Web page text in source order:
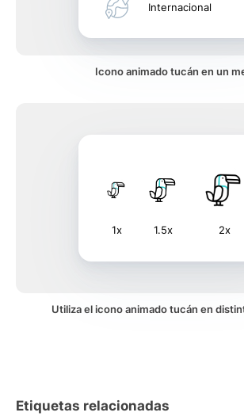
Internacional
Icono animado tucán en un
1x 1.5x 2x
Utiliza el icono animado tucán en
Etiquetas relacionadas